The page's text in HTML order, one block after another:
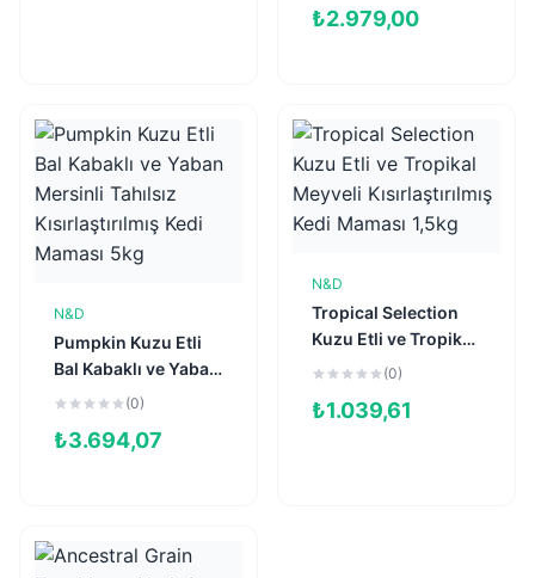
Kedi Maması 7kg
₺2.979,00
N&D
Pumpkin Kuzu Etli
Bal Kabaklı ve Yaban
Mersinli Tahılsız
Maması 5kg
(0)
₺3.694,07
N&D
Tropical Selection
Kuzu Etli ve Tropikal
Meyveli
Maması 1,5kg
(0)
₺1.039,61